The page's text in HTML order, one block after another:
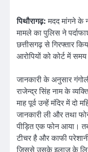
पिथौरागढ़:मदद मांगने के
मामले का पुलिस ने
छत्तीसगढ़ से गिरफ्तार
आरोपियों को कोर्ट में
जानकारी के अनुसार
राजेन्द्र सिंह नाम के
माह पूर्व उन्हें मंदिर में दो
जानकारी ली और तथा
पीड़ित एक फोन आया। तब
टीचर है और काफी
जिससे उसके इलाज के